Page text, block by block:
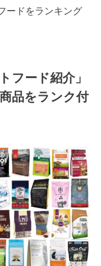
ードをランキング
フード紹介」
品をランク付